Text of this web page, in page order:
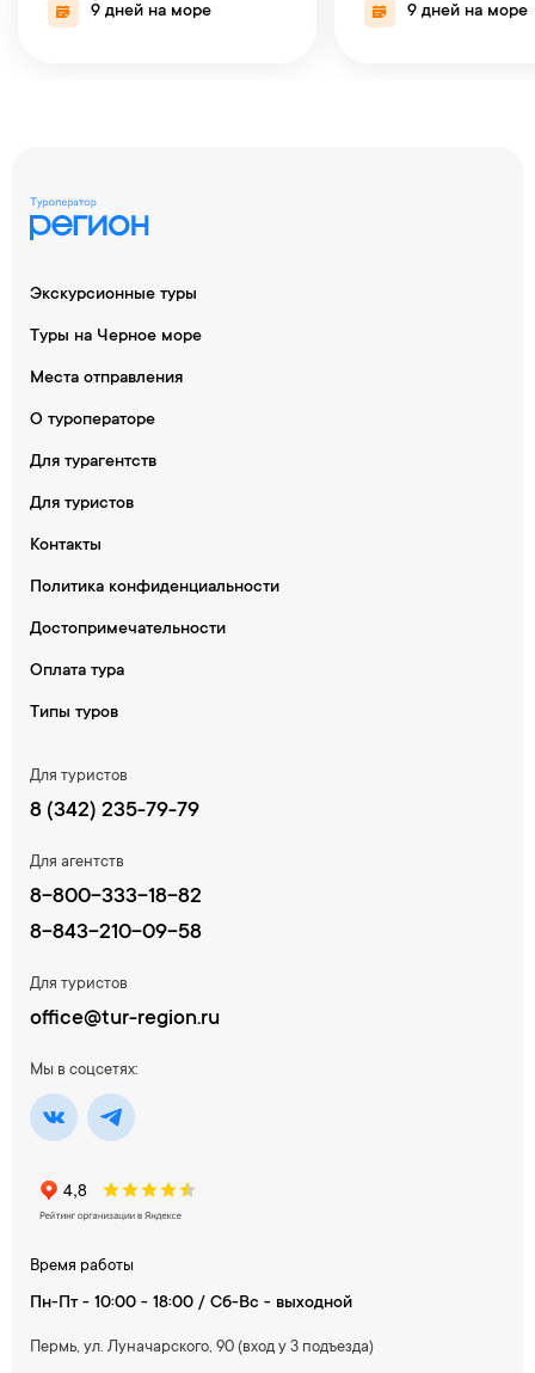
9 дней на море
9 дней на море
Время работы
Пн-Пт - 10:00 - 18:00 / Сб-Вс - выходной
Пермь, ул. Луначарского, 90 (вход у 3 подъезда)
Экскурсионные туры
Туры на Черное море
Места отправления
О туроператоре
Для турагентств
Для туристов
Контакты
Политика конфиденциальности
Достопримечательности
Оплата тура
Типы туров
Для туристов
8 (342) 235-79-79​
Для агентств
8-800-333-18-82
8-843-210-09-58
Для туристов
office@tur-region.ru
Мы в соцсетях: